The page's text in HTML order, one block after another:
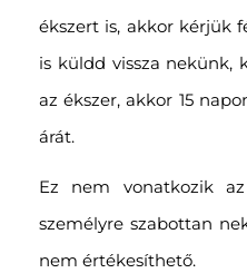
ékszert is, akkor kérjük
is küldd vissza nekünk,
az ékszer, akkor 15
árát.
Ez nem vonatkozik
személyre szabottan
nem értékesíthető.